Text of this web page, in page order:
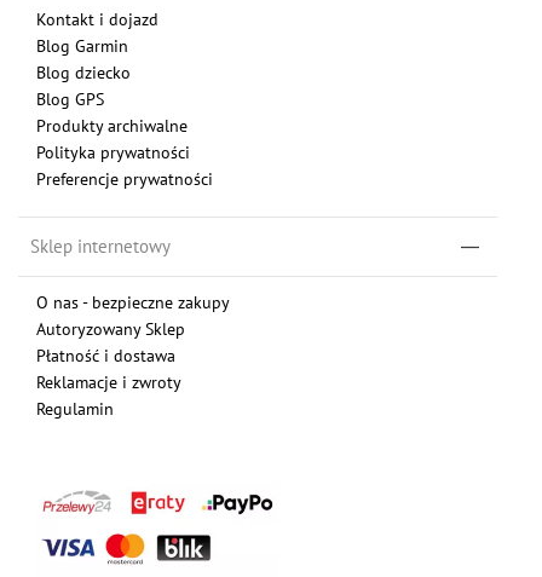
Kontakt i dojazd
Blog Garmin
Blog dziecko
Blog GPS
Produkty archiwalne
Polityka prywatności
Preferencje prywatności
Sklep internetowy
O nas - bezpieczne zakupy
Autoryzowany Sklep
Płatność i dostawa
Reklamacje i zwroty
Regulamin